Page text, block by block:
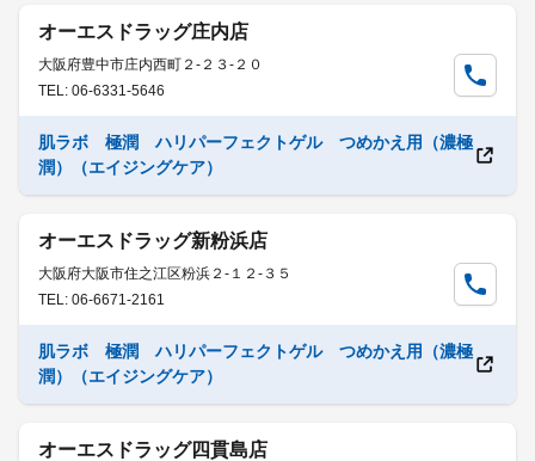
オーエスドラッグ庄内店
大阪府豊中市庄内西町２-２３-２０
TEL: 06-6331-5646
肌ラボ 極潤 ハリパーフェクトゲル つめかえ用（濃極
潤）（エイジングケア）
オーエスドラッグ新粉浜店
大阪府大阪市住之江区粉浜２-１２-３５
TEL: 06-6671-2161
肌ラボ 極潤 ハリパーフェクトゲル つめかえ用（濃極
潤）（エイジングケア）
オーエスドラッグ四貫島店